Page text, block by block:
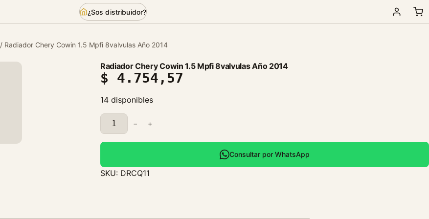
¿Sos distribuidor?
/ Radiador Chery Cowin 1.5 Mpfi 8valvulas Año 2014
Radiador Chery Cowin 1.5 Mpfi 8valvulas Año 2014
$ 4.754,57
14 disponibles
R
a
d
a
d
− +
Consultar por WhatsApp
SKU: DRCQ11